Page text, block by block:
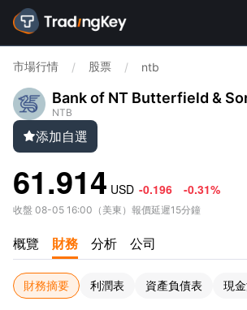
市場行情 / 股票 / ntb
Bank of NT Butterfield &
NTB
添加自選
61.914 USD -0.196 -0.31%
收盤 08-05 16:00 （ 美東 ） 報價延遲15分鐘
概覽 財務 分析 公司
財務摘要 利潤表 資產負債表 現